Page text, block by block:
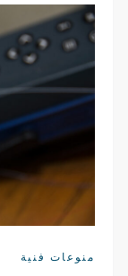
منوعات فنية